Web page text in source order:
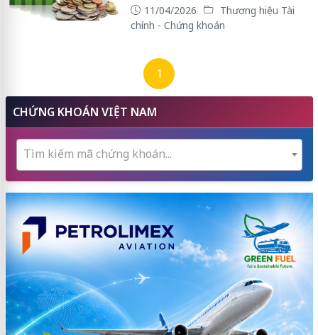
11/04/2026
Thương hiệu Tài
chính - Chứng khoán
1
CHỨNG KHOÁN VIỆT NAM
Tìm kiếm mã chứng khoán...